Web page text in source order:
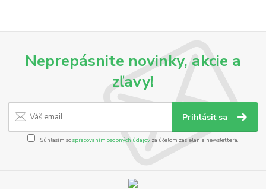
Neprepásnite novinky, akcie a
zľavy!
Prihlásiť sa
Súhlasím sospracovaním osobných údajov za účelom zasielania newslettera.